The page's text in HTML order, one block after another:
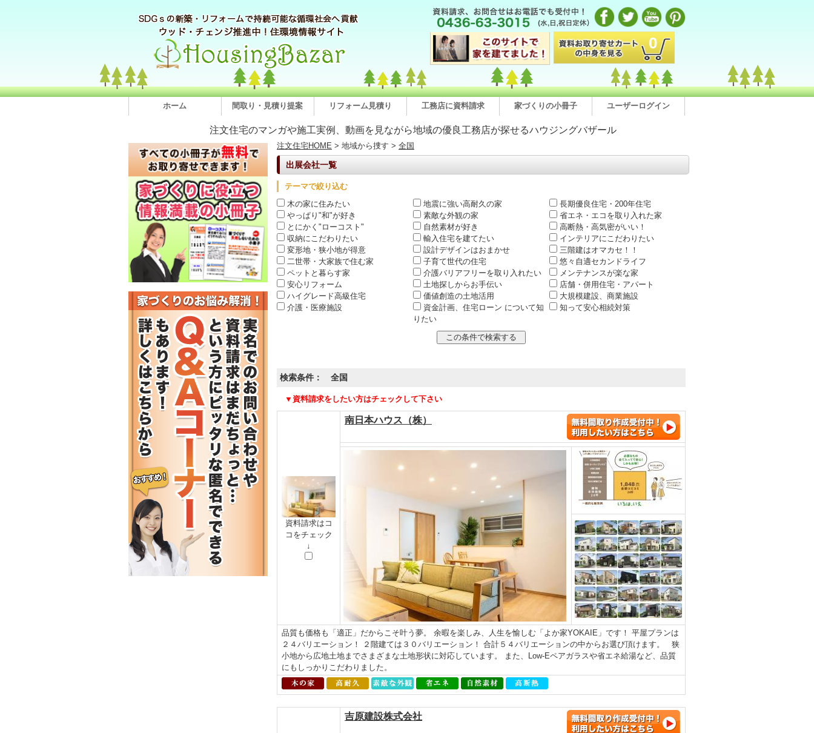
0
ホーム 間取り・見積り提案 リフォーム見積り 工務店に資料請求 家づくりの小冊子 ユーザーログイン
注文住宅のマンガや施工実例、動画を見ながら地域の優良工務店が探せるハウジングバザール
注文住宅HOME > 地域から捜す > 全国
出展会社一覧
テーマで絞り込む
木の家に住みたい
地震に強い高耐久の家
長期優良住宅・200年住宅
やっぱり"和"が好き
素敵な外観の家
省エネ・エコを取り入れた家
とにかく"ローコスト"
自然素材が好き
高断熱・高気密がいい！
収納にこだわりたい
輸入住宅を建てたい
インテリアにこだわりたい
変形地・狭小地が得意
設計デザインはおまかせ
三階建はオマカセ！！
二世帯・大家族で住む家
子育て世代の住宅
悠々自適セカンドライフ
ペットと暮らす家
介護バリアフリーを取り入れたい
メンテナンスが楽な家
安心リフォーム
土地探しからお手伝い
店舗・併用住宅・アパート
ハイグレード高級住宅
価値創造の土地活用
大規模建設、商業施設
介護・医療施設
資金計画、住宅ローン について知
りたい
知って安心相続対策
検索条件： 全国
▼資料請求をしたい方はチェックして下さい
資料請求はコ
コをチェック
↓
南日本ハウス（株）
品質も価格も「適正」だからこそ叶う夢。 余暇を楽しみ、人生を愉しむ「よか家YOKAIE」です！ 平屋プランは
２４バリエーション！ ２階建ては３０バリエーション！ 合計５４バリエーションの中からお選び頂けます。 狭
小地から広地土地までさまざまな土地形状に対応しています。 また、Low-Eペアガラスや省エネ給湯など、品質
にもしっかりこだわりました。
吉原建設株式会社